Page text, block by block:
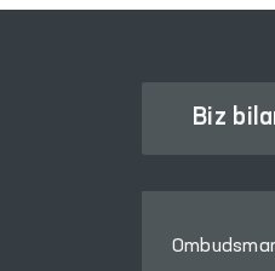
Biz